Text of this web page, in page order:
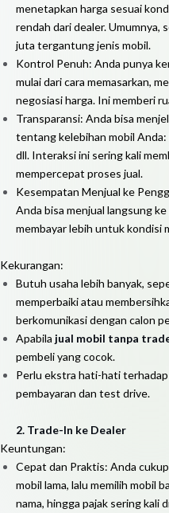
menetapkan harga sesuai
rendah dari dealer. Umumnya,
juta tergantung jenis mobil.
Kontrol Penuh: Anda punya
mulai dari cara memasarkan,
negosiasi harga. Ini memberi
Transparansi: Anda bisa
tentang kelebihan mobil
dll. Interaksi ini sering kali
mempercepat proses jual.
Kesempatan Menjual ke
Anda bisa menjual langsung
membayar lebih untuk kondisi
Kekurangan:
Butuh usaha lebih banyak,
memperbaiki atau
berkomunikasi dengan calon
Apabila jual mobil tanpa
pembeli yang cocok.
Perlu ekstra hati-hati
pembayaran dan test drive.
2. Trade-In ke Dealer
Keuntungan:
Cepat dan Praktis: Anda
mobil lama, lalu memilih mobil
nama, hingga pajak sering kali